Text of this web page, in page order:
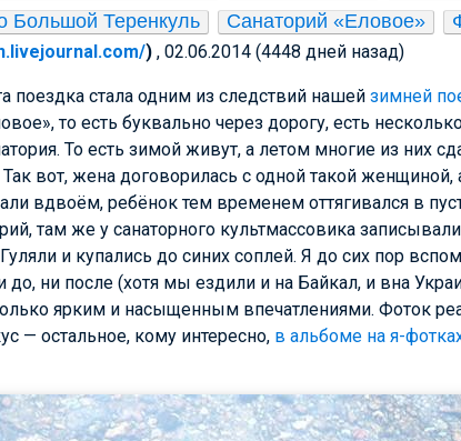
Большой Теренкуль Санаторий «Еловое»
) , 02.06.2014 (4448 дней назад)
поездка стала одним из следствий нашей зимней
то есть буквально через дорогу, есть
То есть зимой живут, а летом многие из них
вот, жена договорилась с одной такой
вдвоём, ребёнок тем временем оттягивался в
там же у санаторного культмассовика
и купались до синих соплей. Я до сих пор
ни после (хотя мы ездили и на Байкал, и вна
ярким и насыщенным впечатлениями. Фоток
— остальное, кому интересно, в альбоме на я-